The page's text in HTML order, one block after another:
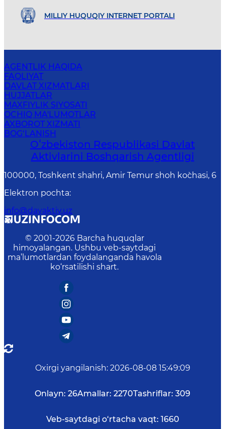
MILLIY HUQUQIY INTERNET PORTALI
AGENTLIK HAQIDA
FAOLIYAT
DAVLAT XIZMATLARI
HUJJATLAR
MAXFIYLIK SIYOSATI
OCHIQ MA'LUMOTLAR
AXBOROT XIZMATI
BOG‘LANISH
Oʻzbekiston Respublikasi Davlat
Aktivlarini Boshqarish Agentligi
100000, Toshkent shahri, Amir Temur shoh ko`chasi, 6
Elektron pochta:
info@davaktiv.uz
© 2001-2026 Barcha huquqlar
himoyalangan. Ushbu veb-saytdagi
ma’lumotlardan foydalanganda havola
ko‘rsatilishi shart.
Oxirgi yangilanish: 2026-08-08 15:49:09
Onlayn: 26Amallar: 2270Tashriflar: 309
Veb-saytdagi o‘rtacha vaqt: 1660